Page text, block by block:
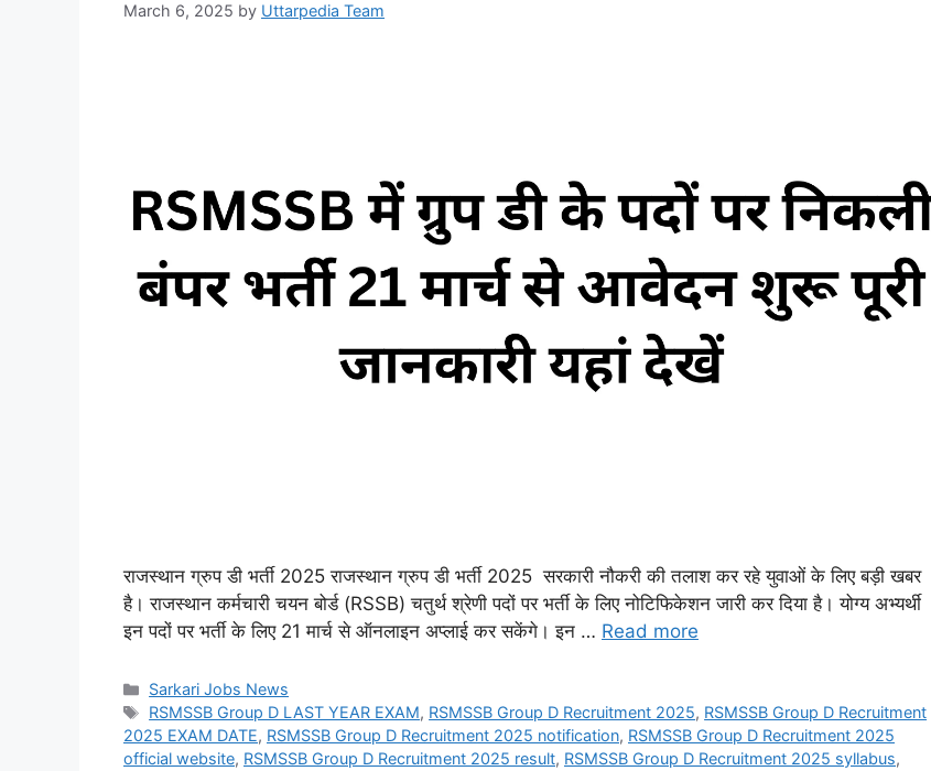
March 6, 2025 by Uttarpedia Team
राजस्थान ग्रुप डी भर्ती 2025 राजस्थान ग्रुप डी भर्ती 2025 सरकारी नौकरी की तलाश कर रहे युवाओं के लिए बड़ी खबर
है। राजस्थान कर्मचारी चयन बोर्ड (RSSB) चतुर्थ श्रेणी पदों पर भर्ती के लिए नोटिफिकेशन जारी कर दिया है। योग्य अभ्यर्थी
इन पदों पर भर्ती के लिए 21 मार्च से ऑनलाइन अप्लाई कर सकेंगे। इन … Read more
Categories
Sarkari Jobs News
Tags
RSMSSB Group D LAST YEAR EXAM, RSMSSB Group D Recruitment 2025, RSMSSB Group D Recruitment
2025 EXAM DATE, RSMSSB Group D Recruitment 2025 notification, RSMSSB Group D Recruitment 2025
official website, RSMSSB Group D Recruitment 2025 result, RSMSSB Group D Recruitment 2025 syllabus,